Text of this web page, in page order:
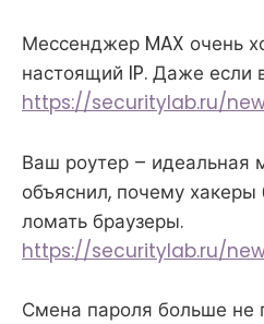
Мессенджер MAX очень
настоящий IP. Даже если
https://securitylab.ru/
Ваш роутер – идеальная
объяснил, почему
ломать браузеры.
https://securitylab.ru/
Смена пароля больше